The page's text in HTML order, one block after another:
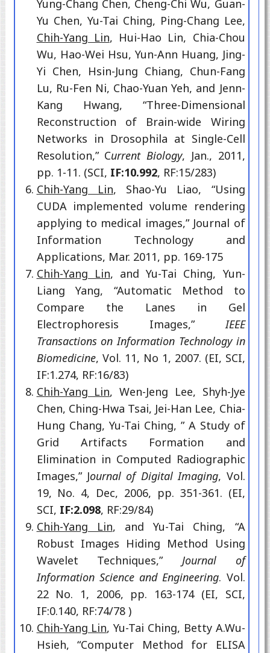
Yung-Chang Chen, Cheng-Chi Wu, Guan-
Yu Chen, Yu-Tai Ching, Ping-Chang Lee,
Chih-Yang Lin, Hui-Hao Lin, Chia-Chou
Wu, Hao-Wei Hsu, Yun-Ann Huang, Jing-
Yi Chen, Hsin-Jung Chiang, Chun-Fang
Lu, Ru-Fen Ni, Chao-Yuan Yeh, and Jenn-
Kang Hwang, “Three-Dimensional
Reconstruction of Brain-wide Wiring
Networks in Drosophila at Single-Cell
Resolution,” Current Biology, Jan., 2011,
pp. 1-11. (SCI, IF:10.992, RF:15/283)
Chih-Yang Lin, Shao-Yu Liao, “Using
CUDA implemented volume rendering
applying to medical images,” Journal of
Information Technology and
Applications, Mar. 2011, pp. 169-175
Chih-Yang Lin, and Yu-Tai Ching, Yun-
Liang Yang, “Automatic Method to
Compare the Lanes in Gel
Electrophoresis Images,” IEEE
Transactions on Information Technology in
Biomedicine, Vol. 11, No 1, 2007. (EI, SCI,
IF:1.274, RF:16/83)
Chih-Yang Lin, Wen-Jeng Lee, Shyh-Jye
Chen, Ching-Hwa Tsai, Jei-Han Lee, Chia-
Hung Chang, Yu-Tai Ching, ” A Study of
Grid Artifacts Formation and
Elimination in Computed Radiographic
Images,” Journal of Digital Imaging, Vol.
19, No. 4, Dec, 2006, pp. 351-361. (EI,
SCI, IF:2.098, RF:29/84)
Chih-Yang Lin, and Yu-Tai Ching, “A
Robust Images Hiding Method Using
Wavelet Techniques,” Journal of
Information Science and Engineering. Vol.
22 No. 1, 2006, pp. 163-174 (EI, SCI,
IF:0.140, RF:74/78 )
Chih-Yang Lin, Yu-Tai Ching, Betty A.Wu-
Hsieh, “Computer Method for ELISA